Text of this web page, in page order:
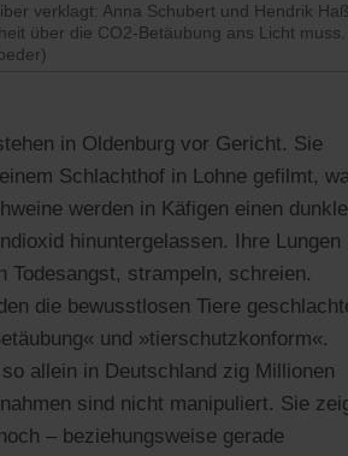
verklagt: Anna Schubert und Hendrik
über die CO2-Betäubung ans Licht muss.
in Oldenburg vor Gericht. Sie
Schlachthof in Lohne gefilmt,
werden in Käfigen einen
hinuntergelassen. Ihre Lungen
Todesangst, strampeln, schreien.
die bewusstlosen Tiere
und »tierschutzkonform«.
allein in Deutschland zig Millionen
sind nicht manipuliert. Sie
– beziehungsweise gerade